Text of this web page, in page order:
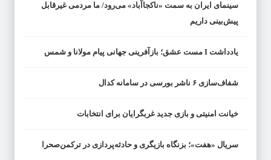
سینمای ایران به سمت «ناکجاآباد» می‌رود/ ما مردمی غیرقابل
پیش‌بینی داریم
یادداشت I مست عشق؛ بازآفرینی جهانی پیام مولانا و شمس
شفاف‌سازی ۶ ناشر بورسی در سامانه کدال
خیانت امنیتی و بازی جدید غربگرایان برای انتخابات
سریال «هفت»؛ بزنگاه بازیگری و حادثه‌پردازی در ترکمن‌صحرا